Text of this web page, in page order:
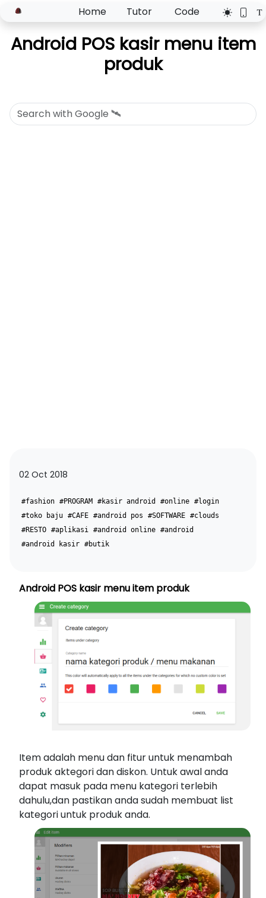
Home Tutor Code
Android POS kasir menu item
produk
02 Oct 2018
#fashion #PROGRAM #kasir android #online #login
#toko baju #CAFE #android pos #SOFTWARE #clouds
#RESTO #aplikasi #android online #android
#android kasir #butik
Android POS kasir menu item produk
Item adalah menu dan fitur untuk menambah
produk aktegori dan diskon. Untuk awal anda
dapat masuk pada menu kategori terlebih
dahulu,dan pastikan anda sudah membuat list
kategori untuk produk anda.